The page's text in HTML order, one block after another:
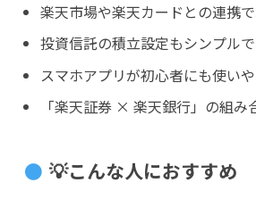
楽天市場や楽天カードとの連携
投資信託の積立設定もシンプル
スマホアプリが初心者にも使い
「楽天証券 × 楽天銀行」の組
💡こんな人におすすめ